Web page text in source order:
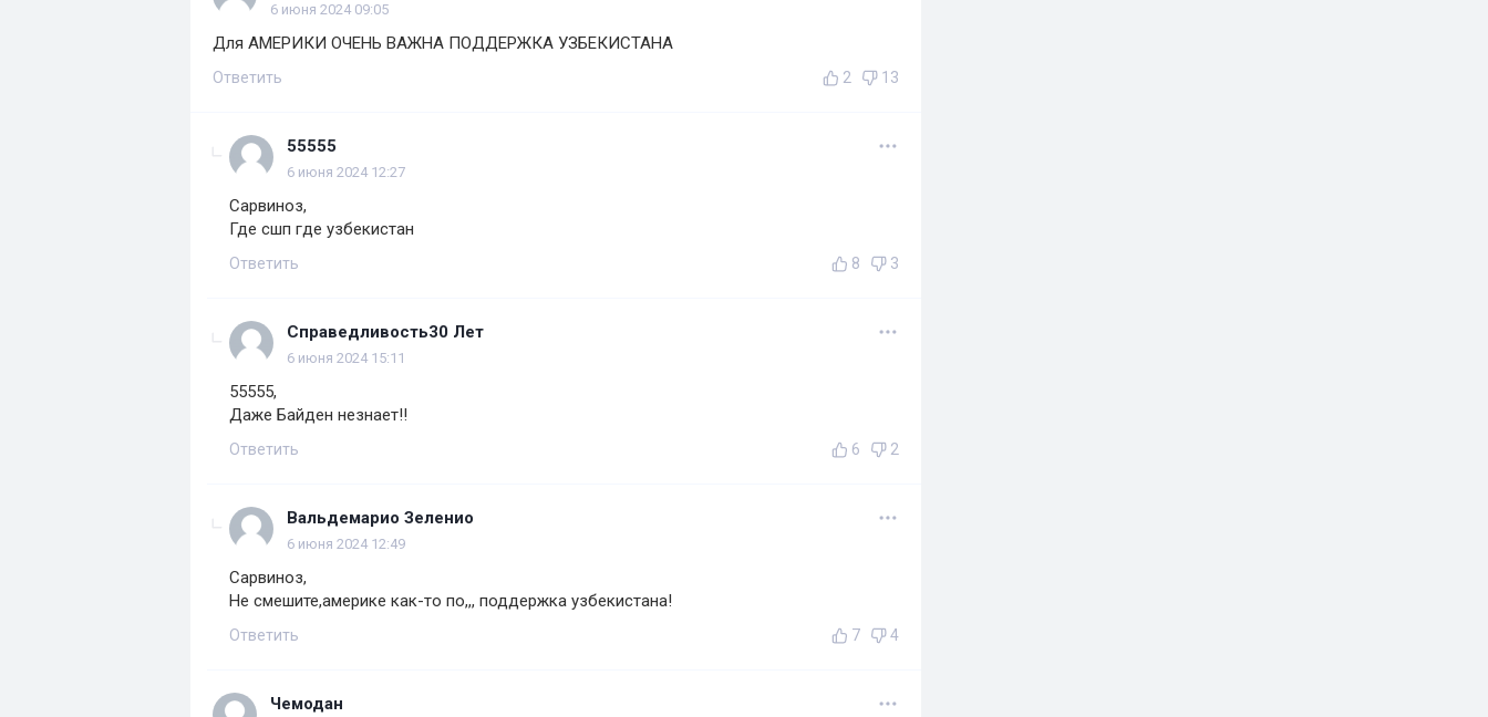
6 июня 2024 09:05
Для АМЕРИКИ ОЧЕНЬ ВАЖНА ПОДДЕРЖКА УЗБЕКИСТАНА
Ответить 2 13
55555
6 июня 2024 12:27
Сарвиноз,
Где сшп где узбекистан
Ответить 8 3
Справедливость30 Лет
6 июня 2024 15:11
55555,
Даже Байден незнает!!
Ответить 6 2
Вальдемарио Зеленио
6 июня 2024 12:49
Сарвиноз,
Не смешите,америке как-то по,,, поддержка узбекистана!
Ответить 7 4
Чемодан